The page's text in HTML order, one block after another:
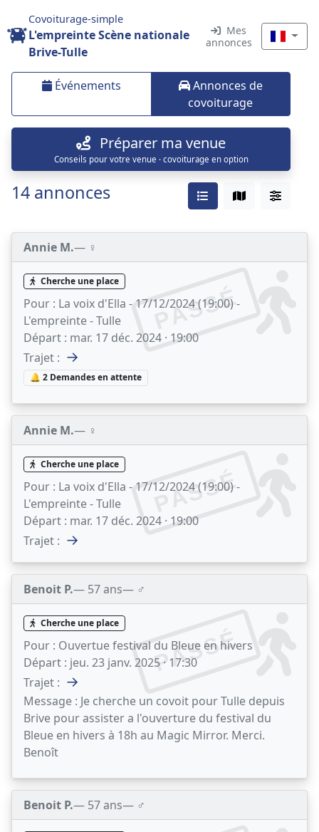
Covoiturage-simple
L'empreinte Scène nationale
Brive-Tulle
Mes
annonces
Événements
Annonces de
covoiturage
Préparer ma venue
Conseils pour votre venue · covoiturage en option
14 annonces
Annie M.— ♀️
PASSÉ
Cherche une place
Pour : La voix d'Ella - 17/12/2024 (19:00) -
L'empreinte - Tulle
Départ : mar. 17 déc. 2024 · 19:00
Trajet : →
🔔 2 Demandes en attente
Annie M.— ♀️
PASSÉ
Cherche une place
Pour : La voix d'Ella - 17/12/2024 (19:00) -
L'empreinte - Tulle
Départ : mar. 17 déc. 2024 · 19:00
Trajet : →
Benoit P.— 57 ans— ♂️
PASSÉ
Cherche une place
Pour : Ouvertue festival du Bleue en hivers
Départ : jeu. 23 janv. 2025 · 17:30
Trajet : →
Message : Je cherche un covoit pour Tulle depuis
Brive pour assister a l'ouverture du festival du
Bleue en hivers à 18h au Magic Mirror. Merci.
Benoît
Benoit P.— 57 ans— ♂️